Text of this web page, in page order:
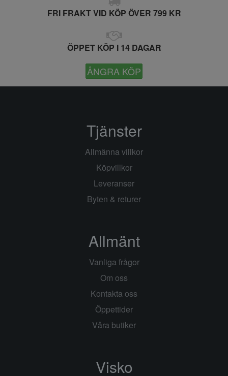
FRI FRAKT VID KÖP ÖVER 799 KR
ÖPPET KÖP I 14 DAGAR
ÅNGRA KÖP
Tjänster
Allmänna villkor
Köpvillkor
Leveranser
Byten & returer
Allmänt
Vanliga frågor
Om oss
Kontakta oss
Öppettider
Våra butiker
Visko